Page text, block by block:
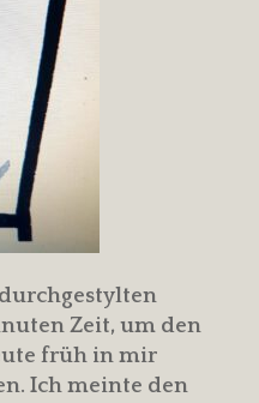
Zeit, um den
früh in mir
Ich meinte den